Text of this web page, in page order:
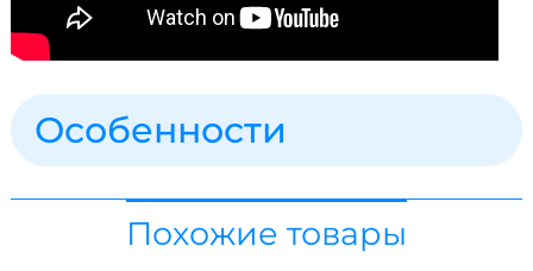
Особенности
Похожие товары